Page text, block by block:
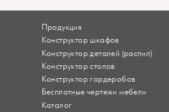
Продукция
Конструктор шкафов
Конструктор деталей (распил)
Конструктор столов
Конструктор гардеробов
Бесплатные чертежи мебели
Каталог